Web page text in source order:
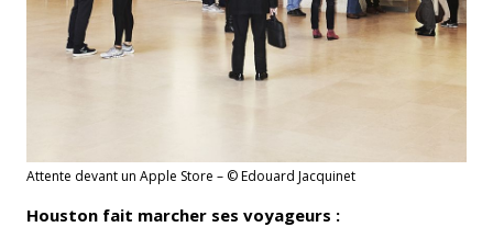
Attente devant un Apple Store – © Edouard Jacquinet
Houston fait marcher ses voyageurs :